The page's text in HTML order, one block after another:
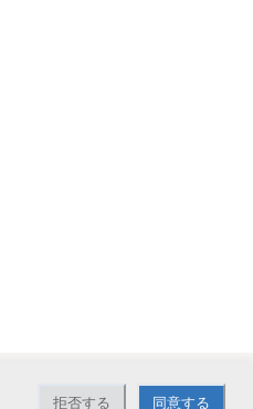
拒否する 同意する